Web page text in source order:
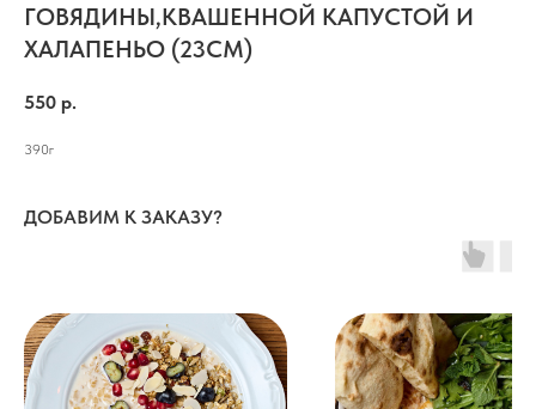
ГОВЯДИНЫ,КВАШЕННОЙ КАПУСТОЙ И
ХАЛАПЕНЬО (23СМ)
550 р.
390г
ДОБАВИМ К ЗАКАЗУ?